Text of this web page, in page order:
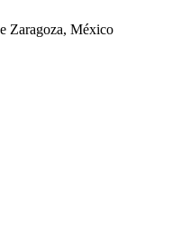
Zaragoza, México